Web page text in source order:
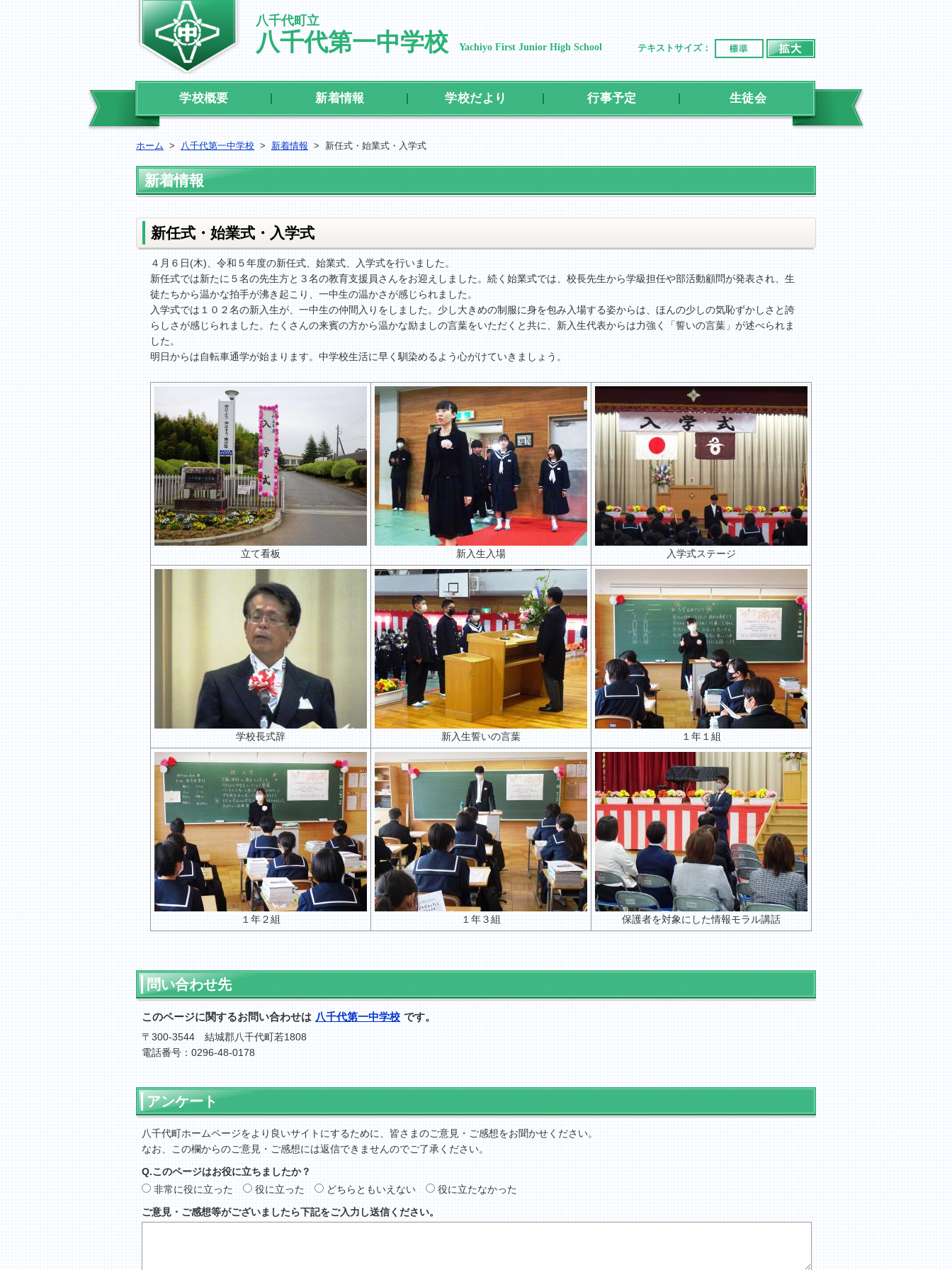
八千代町立
八千代第一中学校 Yachiyo First Junior High School テキストサイズ： 標準
学校概要 新着情報 学校だより 行事予定 生徒会
ホーム > 八千代第一中学校 > 新着情報 > 新任式・始業式・入学式
新着情報
新任式・始業式・入学式
４月６日(木)、令和５年度の新任式、始業式、入学式を行いました。
新任式では新たに５名の先生方と３名の教育支援員さんをお迎えしました。続く始業式では、校長先生から学級担任や部活動顧問が発表され、生
徒たちから温かな拍手が沸き起こり、一中生の温かさが感じられました。
入学式では１０２名の新入生が、一中生の仲間入りをしました。少し大きめの制服に身を包み入場する姿からは、ほんの少しの気恥ずかしさと誇
らしさが感じられました。たくさんの来賓の方から温かな励ましの言葉をいただくと共に、新入生代表からは力強く「誓いの言葉」が述べられま
した。
明日からは自転車通学が始まります。中学校生活に早く馴染めるよう心がけていきましょう。
立て看板 新入生入場 入学式ステージ
学校長式辞 新入生誓いの言葉 １年１組
１年２組 １年３組 保護者を対象にした情報モラル講話
問い合わせ先
このページに関するお問い合わせは 八千代第一中学校 です。
〒300-3544 結城郡八千代町若1808
電話番号：0296-48-0178
アンケート
八千代町ホームページをより良いサイトにするために、皆さまのご意見・ご感想をお聞かせください。
なお、この欄からのご意見・ご感想には返信できませんのでご了承ください。
Q.このページはお役に立ちましたか？
非常に役に立った
役に立った どちらともいえない
役に立たなかった
ご意見・ご感想等がございましたら下記をご入力し送信ください。